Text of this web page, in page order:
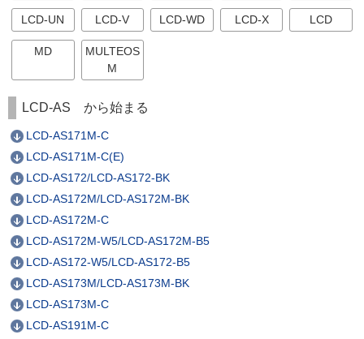
LCD-UN LCD-V LCD-WD LCD-X LCD
MD
MULTEOS
M
LCD-AS から始まる
LCD-AS171M-C
LCD-AS171M-C(E)
LCD-AS172/LCD-AS172-BK
LCD-AS172M/LCD-AS172M-BK
LCD-AS172M-C
LCD-AS172M-W5/LCD-AS172M-B5
LCD-AS172-W5/LCD-AS172-B5
LCD-AS173M/LCD-AS173M-BK
LCD-AS173M-C
LCD-AS191M-C